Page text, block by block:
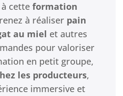
cetteformation
à réaliser pain
au miel et autres
pour valoriser
en petit groupe,
les producteurs,
immersive et